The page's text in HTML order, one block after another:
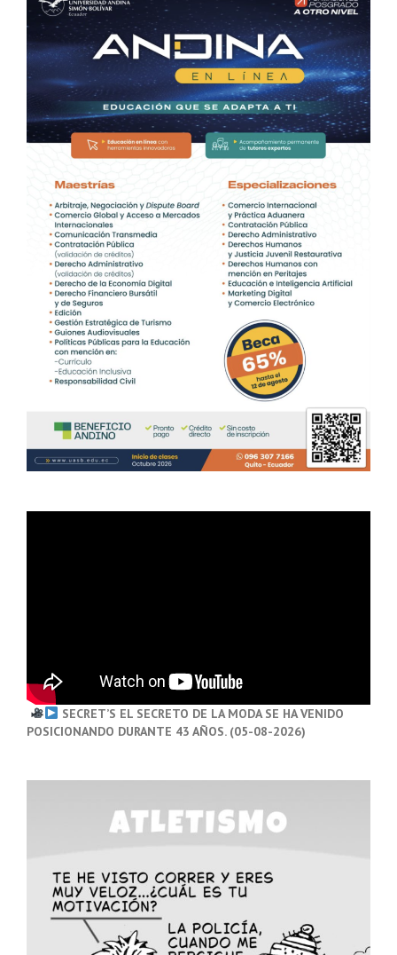
SECRET’S EL SECRETO DE LA MODA SE HA VENIDO
POSICIONANDO DURANTE 43 AÑOS. (05-08-2026)